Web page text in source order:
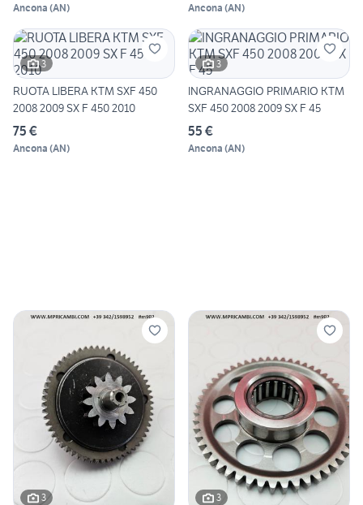
Ancona (AN) Ancona (AN)
3
RUOTA LIBERA KTM SXF 450
2008 2009 SX F 450 2010
75 €
Ancona (AN)
3
INGRANAGGIO PRIMARIO KTM
SXF 450 2008 2009 SX F 45
55 €
Ancona (AN)
3 3